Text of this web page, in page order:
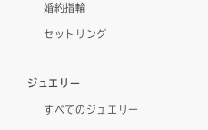
婚約指輪
セットリング
ジュエリー
すべてのジュエリー